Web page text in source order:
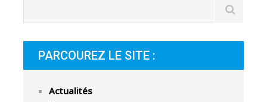
PARCOUREZ LE SITE :
Actualités